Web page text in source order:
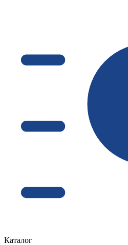
Каталог